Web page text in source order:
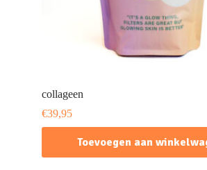
collageen
€39,95
Toevoegen aan